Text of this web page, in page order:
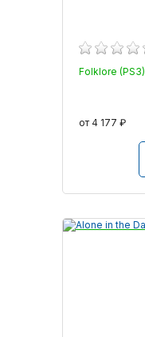
Folklore (PS3)
от 4 177 ₽